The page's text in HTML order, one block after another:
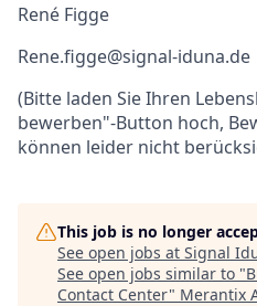
René Figge
Rene.figge@signal-iduna.de
(Bitte laden Sie Ihren
bewerben"-Button hoch,
können leider nicht
This job is no longer
See open jobs at Signal
See open jobs similar to "
Contact Center" Merantix